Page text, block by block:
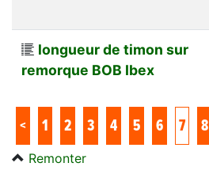
longueur de timon sur
remorque BOB Ibex
< 1 2 3 4 5 6 7 8
Remonter